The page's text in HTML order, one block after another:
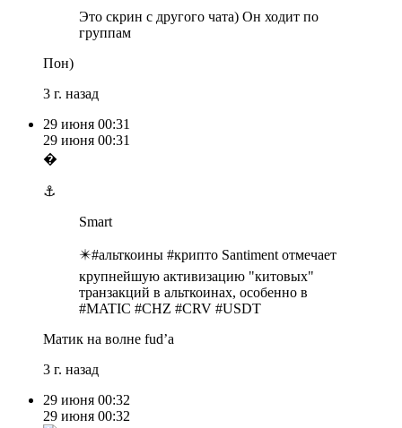
Это скрин с другого чата) Он ходит по
группам
Пон)
3 г. назад
29 июня 00:31
29 июня 00:31
�
⚓️
Smart
✴️#альткоины #крипто Santiment отмечает
крупнейшую активизацию "китовых"
транзакций в альткоинах, особенно в
#MATIC #CHZ #CRV #USDT
Матик на волне fud’а
3 г. назад
29 июня 00:32
29 июня 00:32